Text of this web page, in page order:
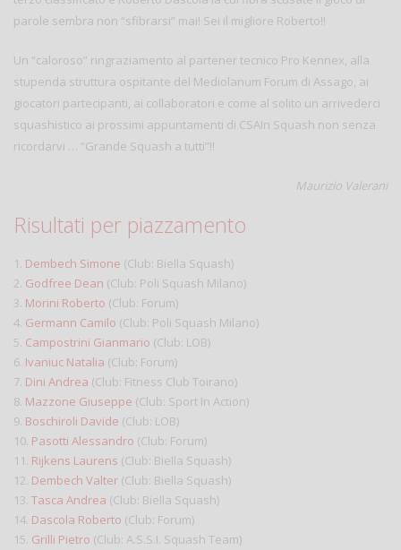
parole sembra non “sfibrarsi” mai! Sei il migliore Roberto!!
Un “caloroso” ringraziamento al partener tecnico Pro Kennex, alla
stupenda struttura ospitante del Mediolanum Forum di Assago, ai
giocatori partecipanti, ai collaboratori e come al solito un arrivederci
squashistico ai prossimi appuntamenti di CSAIn Squash non senza
ricordarvi … “Grande Squash a tutti”!!
Maurizio Valerani
Risultati per piazzamento
1. Dembech Simone (Club: Biella Squash)
2. Godfree Dean (Club: Poli Squash Milano)
3. Morini Roberto (Club: Forum)
4. Germann Camilo (Club: Poli Squash Milano)
5. Campostrini Gianmario (Club: LOB)
6. Ivaniuc Natalia (Club: Forum)
7. Dini Andrea (Club: Fitness Club Toirano)
8. Mazzone Giuseppe (Club: Sport In Action)
9. Boschiroli Davide (Club: LOB)
10. Pasotti Alessandro (Club: Forum)
11. Rijkens Laurens (Club: Biella Squash)
12. Dembech Valter (Club: Biella Squash)
13. Tasca Andrea (Club: Biella Squash)
14. Dascola Roberto (Club: Forum)
15. Grilli Pietro (Club: A.S.S.I. Squash Team)